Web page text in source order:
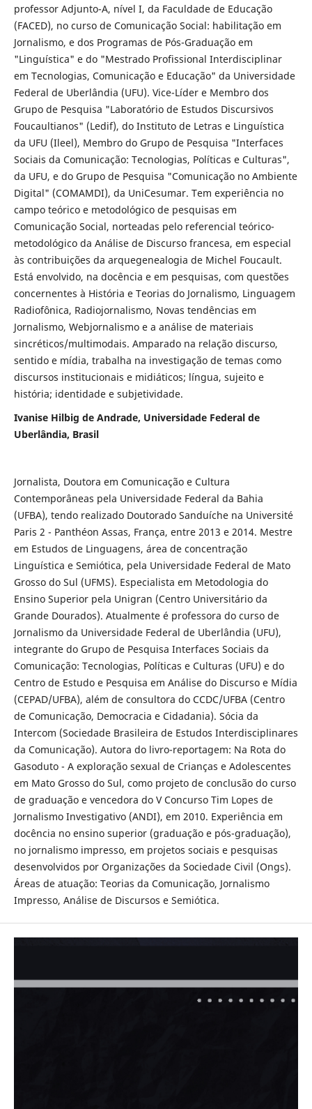
professor Adjunto-A, nível I, da Faculdade de Educação
(FACED), no curso de Comunicação Social: habilitação em
Jornalismo, e dos Programas de Pós-Graduação em
"Linguística" e do "Mestrado Profissional Interdisciplinar
em Tecnologias, Comunicação e Educação" da Universidade
Federal de Uberlândia (UFU). Vice-Líder e Membro dos
Grupo de Pesquisa "Laboratório de Estudos Discursivos
Foucaultianos" (Ledif), do Instituto de Letras e Linguística
da UFU (Ileel), Membro do Grupo de Pesquisa "Interfaces
Sociais da Comunicação: Tecnologias, Políticas e Culturas",
da UFU, e do Grupo de Pesquisa "Comunicação no Ambiente
Digital" (COMAMDI), da UniCesumar. Tem experiência no
campo teórico e metodológico de pesquisas em
Comunicação Social, norteadas pelo referencial teórico-
metodológico da Análise de Discurso francesa, em especial
às contribuições da arquegenealogia de Michel Foucault.
Está envolvido, na docência e em pesquisas, com questões
concernentes à História e Teorias do Jornalismo, Linguagem
Radiofônica, Radiojornalismo, Novas tendências em
Jornalismo, Webjornalismo e a análise de materiais
sincréticos/multimodais. Amparado na relação discurso,
sentido e mídia, trabalha na investigação de temas como
discursos institucionais e midiáticos; língua, sujeito e
história; identidade e subjetividade.
Ivanise Hilbig de Andrade, Universidade Federal de
Uberlândia, Brasil
Jornalista, Doutora em Comunicação e Cultura
Contemporâneas pela Universidade Federal da Bahia
(UFBA), tendo realizado Doutorado Sanduíche na Université
Paris 2 - Panthéon Assas, França, entre 2013 e 2014. Mestre
em Estudos de Linguagens, área de concentração
Linguística e Semiótica, pela Universidade Federal de Mato
Grosso do Sul (UFMS). Especialista em Metodologia do
Ensino Superior pela Unigran (Centro Universitário da
Grande Dourados). Atualmente é professora do curso de
Jornalismo da Universidade Federal de Uberlândia (UFU),
integrante do Grupo de Pesquisa Interfaces Sociais da
Comunicação: Tecnologias, Políticas e Culturas (UFU) e do
Centro de Estudo e Pesquisa em Análise do Discurso e Mídia
(CEPAD/UFBA), além de consultora do CCDC/UFBA (Centro
de Comunicação, Democracia e Cidadania). Sócia da
Intercom (Sociedade Brasileira de Estudos Interdisciplinares
da Comunicação). Autora do livro-reportagem: Na Rota do
Gasoduto - A exploração sexual de Crianças e Adolescentes
em Mato Grosso do Sul, como projeto de conclusão do curso
de graduação e vencedora do V Concurso Tim Lopes de
Jornalismo Investigativo (ANDI), em 2010. Experiência em
docência no ensino superior (graduação e pós-graduação),
no jornalismo impresso, em projetos sociais e pesquisas
desenvolvidos por Organizações da Sociedade Civil (Ongs).
Áreas de atuação: Teorias da Comunicação, Jornalismo
Impresso, Análise de Discursos e Semiótica.